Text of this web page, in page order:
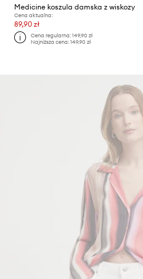
Medicine koszula damska z wiskozy
Cena aktualna:
89,90 zł
Cena regularna:149,90 zł
Najniższa cena:149,90 zł